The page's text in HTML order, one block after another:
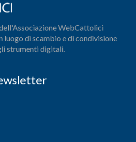
WebCattolici
luogo di scambio e di condivisione
strumenti digitali.